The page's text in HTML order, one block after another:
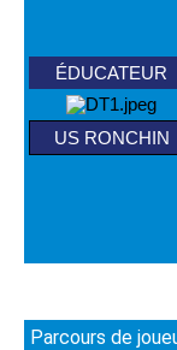
ÉDUCATEUR
US RONCHIN
Parcours de